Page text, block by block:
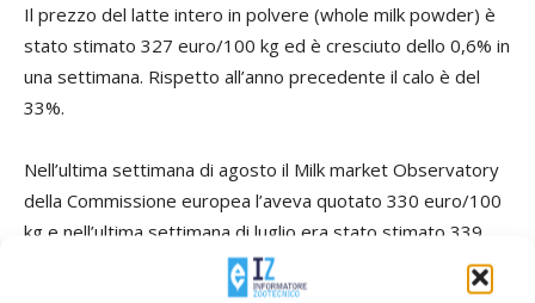
Il prezzo del latte intero in polvere (whole milk powder) è
stato stimato 327 euro/100 kg ed è cresciuto dello 0,6% in
una settimana. Rispetto all’anno precedente il calo è del
33%.
Nell’ultima settimana di agosto il Milk market Observatory
della Commissione europea l’aveva quotato 330 euro/100
kg e nell’ultima settimana di luglio era stato stimato 339